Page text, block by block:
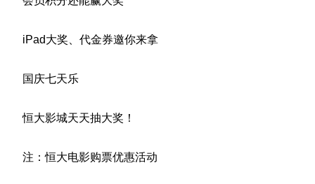
iPad大奖、代金券邀你来拿
国庆七天乐
恒大影城天天抽大奖！
注：恒大电影购票优惠活动